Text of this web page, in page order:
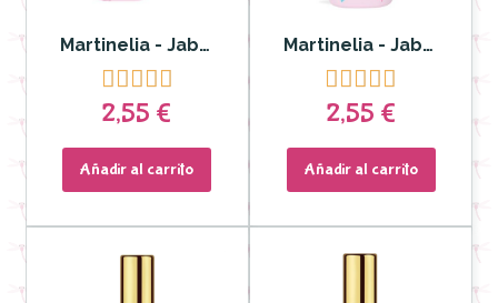
Martinelia - Jabón de Manos con dosificador Yummy Strawberry

2,55 €
Añadir al carrito
Martinelia - Jabón de Manos unicornio Strawberry

2,55 €
Añadir al carrito